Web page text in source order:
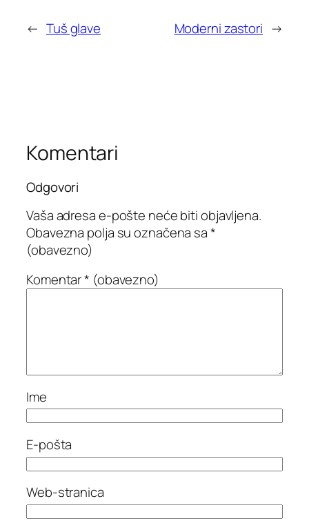
← Tuš glave Moderni zastori →
Komentari
Odgovori
Vaša adresa e-pošte neće biti objavljena.
Obavezna polja su označena sa*
(obavezno)
Komentar* (obavezno)
Ime
E-pošta
Web-stranica